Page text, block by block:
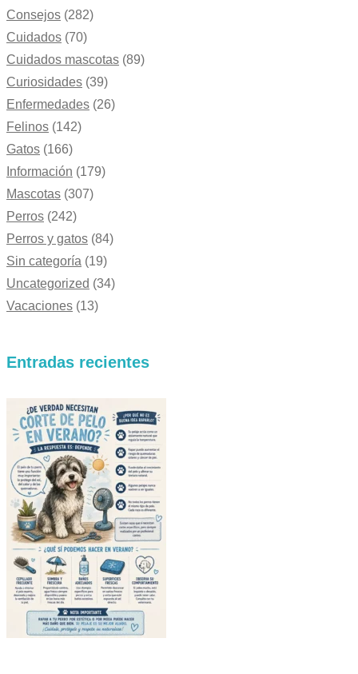
Consejos (282)
Cuidados (70)
Cuidados mascotas (89)
Curiosidades (39)
Enfermedades (26)
Felinos (142)
Gatos (166)
Información (179)
Mascotas (307)
Perros (242)
Perros y gatos (84)
Sin categoría (19)
Uncategorized (34)
Vacaciones (13)
Entradas recientes